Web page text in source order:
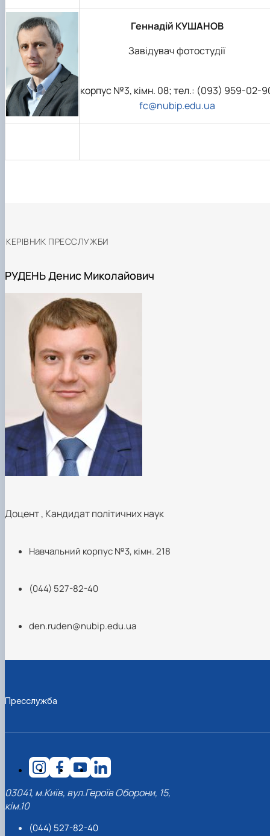
Геннадій КУШАНОВ
Завідувач фотостудії
корпус №3, кімн. 08; тел.: (093) 959-02-
fc@nubip.edu.ua
КЕРІВНИК ПРЕССЛУЖБИ
РУДЕНЬ Денис Миколайович
Доцент, Кандидат політичних наук
Навчальний корпус №3, кімн. 218
(044) 527-82-40
den.ruden@nubip.edu.ua
Пресслужба
03041, м.Київ, вул.Героїв Оборони, 15,
кім.10
(044) 527-82-40